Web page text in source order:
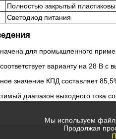
Полностью закрытый
Светодиод питания
для промышленного
варианту на 28 В с
значение КПД составляет
диапазон выходного тока
Мы используем
Продолжая